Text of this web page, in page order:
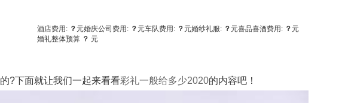
酒店费用: ？元婚庆公司费用: ？元车队费用: ？元婚纱礼服: ？元喜品喜酒费用: ？元
婚礼整体预算 ？ 元
?下面就让我们一起来看看彩礼一般给多少2020的内容吧！